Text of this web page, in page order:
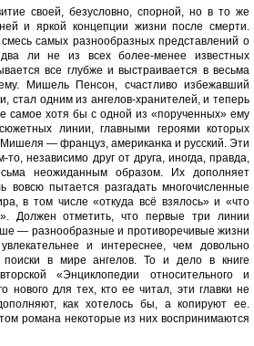
своей, безусловно, спорной, но в то же
и яркой концепции жизни после смерти.
самых разнообразных представлений о
ли не из всех более-менее известных
все глубже и выстраивается в весьма
Мишель Пенсон, счастливо избежавший
стал одним из ангелов-хранителей, и теперь
самое хотя бы с одной из «порученных» ему
линии, главными героями которых
— француз, американка и русский. Эти
независимо друг от друга, иногда, правда,
неожиданным образом. Их дополняет
пытается разгадать многочисленные
в том числе «откуда всё взялось» и «что
Должен отметить, что первые три линии
— разнообразные и противоречивые жизни
и интереснее, чем довольно
в мире ангелов. То и дело в книге
«Энциклопедии относительного и
нового для тех, кто ее читал, эти главки не
как хотелось бы, а копируют ее.
романа некоторые из них воспринимаются